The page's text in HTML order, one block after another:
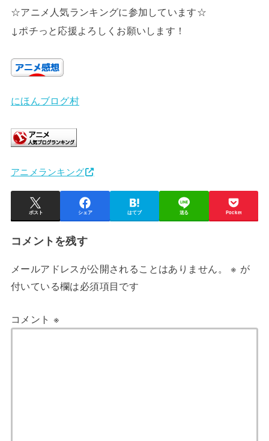
☆アニメ人気ランキングに参加しています☆
↓ポチっと応援よろしくお願いします！
にほんブログ村
アニメランキング
ポスト シェア はてブ 送る Pocket
コメントを残す
メールアドレスが公開されることはありません。 ※ が
付いている欄は必須項目です
コメント ※